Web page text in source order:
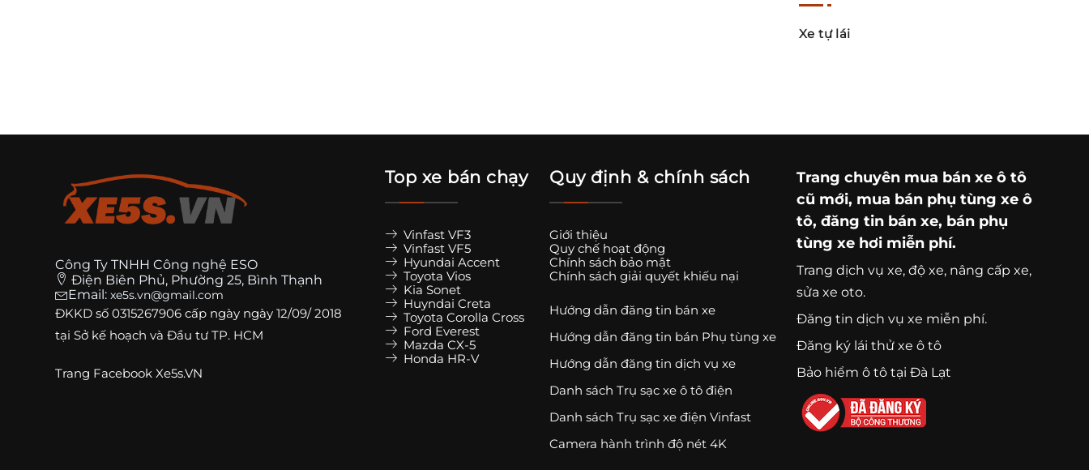
Xe tự lái
Công Ty TNHH Công nghệ ESO
Điện Biên Phủ, Phường 25, Bình Thạnh
Email: xe5s.vn@gmail.com
ĐKKD số 0315267906 cấp ngày ngày 12/09/ 2018
tại Sở kế hoạch và Đầu tư TP. HCM
Trang Facebook Xe5s.VN
Top xe bán chạy
Vinfast VF3
Vinfast VF5
Hyundai Accent
Toyota Vios
Kia Sonet
Huyndai Creta
Toyota Corolla Cross
Ford Everest
Mazda CX-5
Honda HR-V
Quy định & chính sách
Giới thiệu
Quy chế hoạt động
Chính sách bảo mật
Chính sách giải quyết khiếu nại
Hướng dẫn đăng tin bán xe
Hướng dẫn đăng tin bán Phụ tùng xe
Hướng dẫn đăng tin dịch vụ xe
Danh sách Trụ sạc xe ô tô điện
Danh sách Trụ sạc xe điện Vinfast
Camera hành trình độ nét 4K
Trang chuyên mua bán xe ô tô
cũ mới, mua bán phụ tùng xe ô
tô, đăng tin bán xe, bán phụ
tùng xe hơi miễn phí.
Trang dịch vụ xe, độ xe, nâng cấp xe,
sửa xe oto.
Đăng tin dịch vụ xe miễn phí.
Đăng ký lái thử xe ô tô
Bảo hiểm ô tô tại Đà Lạt